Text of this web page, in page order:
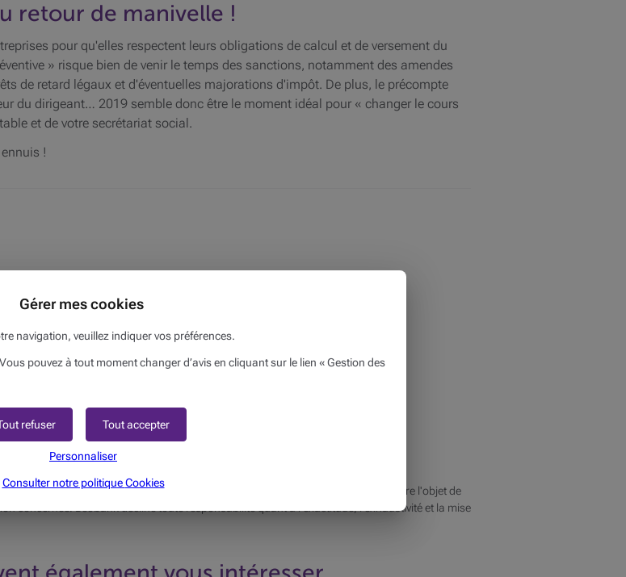
retour de manivelle !
pour qu'elles respectent leurs obligations de calcul et de versement du
» risque bien de venir le temps des sanctions, notamment des amendes
de retard légaux et d'éventuelles majorations d'impôt. De plus, le précompte
du dirigeant… 2019 semble donc être le moment idéal pour « changer le cours
et de votre secrétariat social.
!
constitue pas un conseil personnalisé. Ces informations peuvent changer ou faire l'objet de
concernée. Beobank décline toute responsabilité quant à l'exactitude, l'exhaustivité et la mise
Gérer mes cookies
navigation, veuillez indiquer vos préférences.
pouvez à tout moment changer d’avis en cliquant sur le lien « Gestion des
Tout accepter
refuser
Personnaliser
Consulter notre politiqueCookies